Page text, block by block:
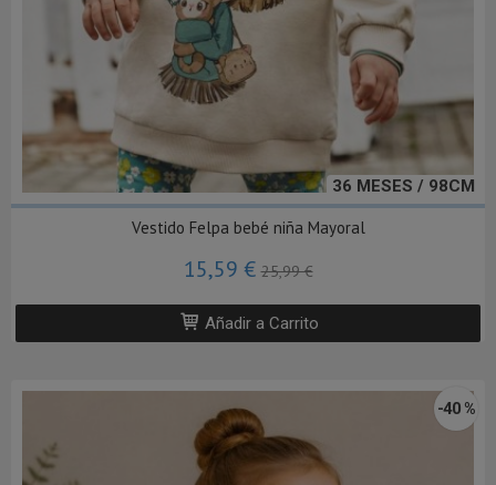
36 MESES / 98CM
Vestido Felpa bebé niña Mayoral
15,59 €25,99 €
Añadir a Carrito
-40 %